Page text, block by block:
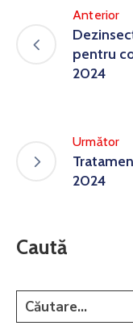
Anterior
pentru
2024
Următor
2024
Caută